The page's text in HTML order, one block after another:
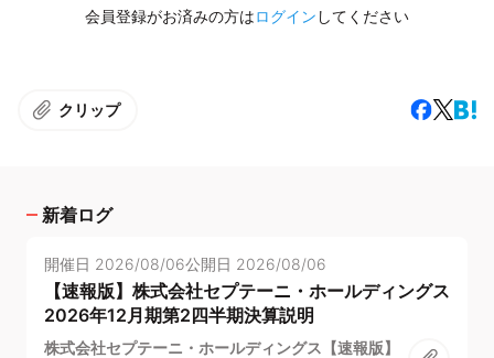
会員登録がお済みの方はログイン してください
クリップ
新着ログ
開催日 2026/08/06公開日 2026/08/06
【速報版】株式会社セプテーニ・ホールディングス
2026年12月期第2四半期決算説明
株式会社セプテーニ・ホールディングス【速報版】